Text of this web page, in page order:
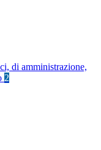
di amministrazione,
2